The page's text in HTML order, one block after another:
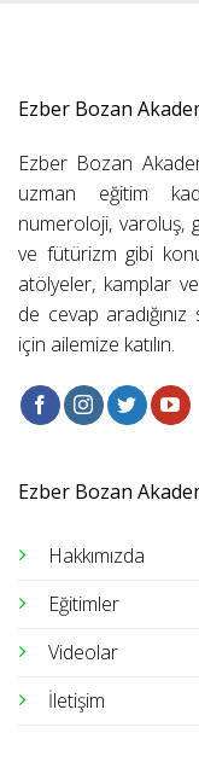
Ezber Bozan
Ezber Bozan
uzman eğitim
numeroloji, varoluş,
ve fütürizm gibi
atölyeler, kamplar
de cevap
için ailemize katılın.
Ezber Bozan
Hakkımızda
Eğitimler
Videolar
İletişim